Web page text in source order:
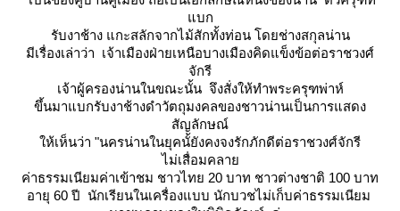
บก
รับงาช้าง แกะสลักจากไม้สักทั้งท่อน โดยช่างสกุลน่าน
มีเรื่องเล่าว่า เจ้าเมืองฝ่ายเหนือบางเมืองคิดแข็งข้อต่อราชวงศ์
จักรี
เจ้าผู้ครองน่านในขณะนั้น จึงสั่งให้ทำพระครุฑพ่าห์
ขึ้นมาแบกรับงาช้างดำวัตถุมงคลของชาวน่านเป็นการแสดง
สัญลักษณ์
ห้เห็นว่า "นครน่านในยุคนั้ยังคงจงรักภักดีต่อราชวงศ์จักรี
ไม่เสื่อมคลา
ค่าธรรมเนียมค่าเข้าชม ชาวไทย 20 บาท ชาวต่างชาติ 100 บาท
อายุ 60 ปี นักเรียนในเครื่องแบบ นักบวชไม่เก็บค่าธรรมเนียม